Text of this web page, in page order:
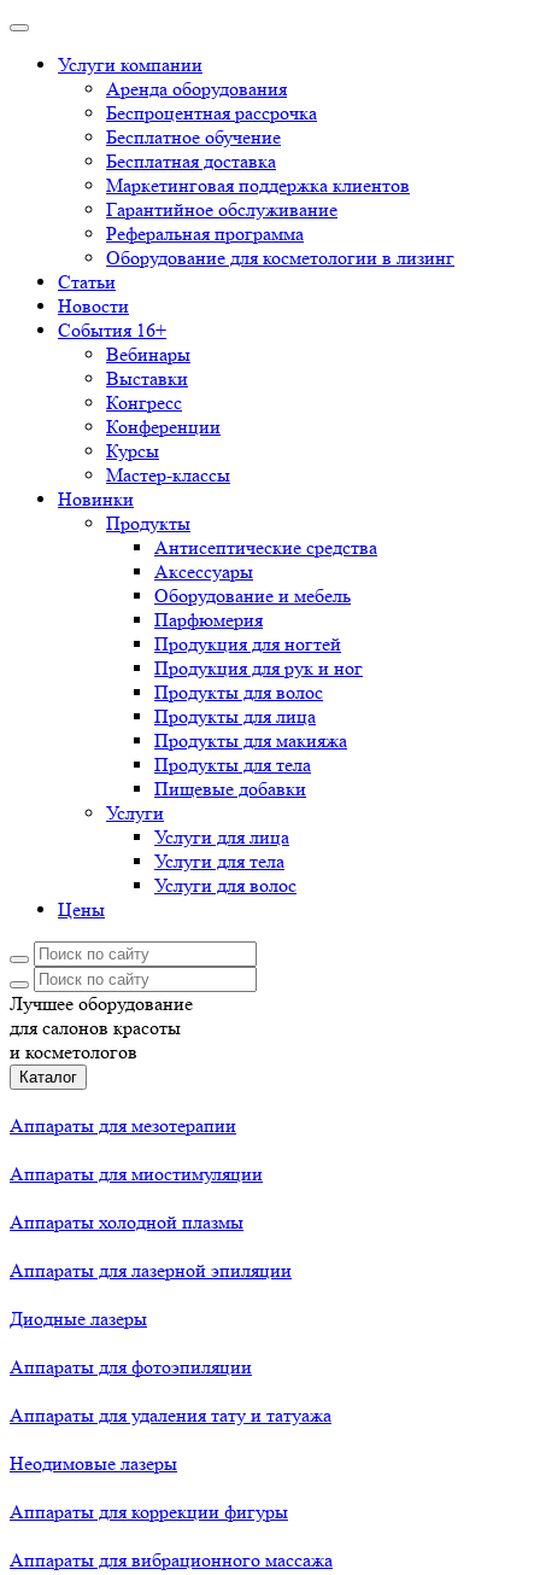
Услуги компании
Аренда оборудования
Беспроцентная рассрочка
Бесплатное обучение
Бесплатная доставка
Маркетинговая поддержка клиентов
Гарантийное обслуживание
Реферальная программа
Оборудование для косметологии в лизинг
Статьи
Новости
События 16+
Вебинары
Выставки
Конгресс
Конференции
Курсы
Мастер-классы
Новинки
Продукты
Антисептические средства
Аксессуары
Оборудование и мебель
Парфюмерия
Продукция для ногтей
Продукция для рук и ног
Продукты для волос
Продукты для лица
Продукты для макияжа
Продукты для тела
Пищевые добавки
Услуги
Услуги для лица
Услуги для тела
Услуги для волос
Цены
Лучшее оборудование
для салонов красоты
и косметологов
Каталог
Аппараты для мезотерапии
Аппараты для миостимуляции
Аппараты холодной плазмы
Аппараты для лазерной эпиляции
Диодные лазеры
Аппараты для фотоэпиляции
Аппараты для удаления тату и татуажа
Неодимовые лазеры
Аппараты для коррекции фигуры
Аппараты для вибрационного массажа